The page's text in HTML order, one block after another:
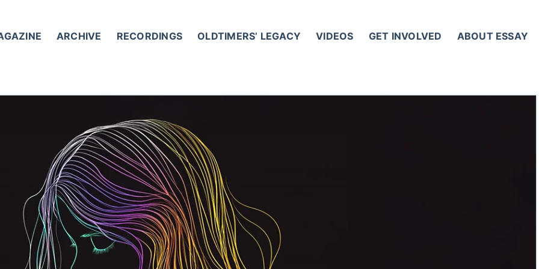
ARCHIVE RECORDINGS OLDTIMERS’ LEGACY VIDEOS GET INVOLVED ABOUT ESSAY